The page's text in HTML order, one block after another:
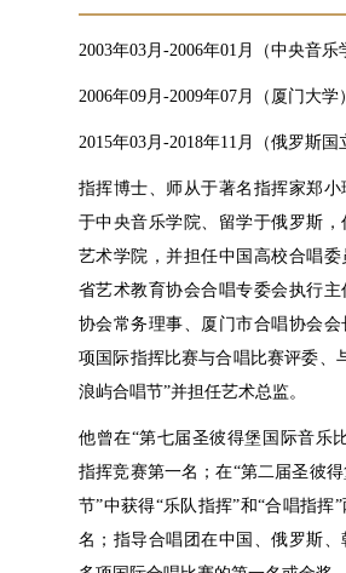
2003年03月-2006年01月（中央音乐
2006年09月-2009年07月（厦门大学）
2015年03月-2018年11月（俄罗斯国
指挥博士、师从于著名指挥家郑
于中央音乐学院、留学于俄罗斯
艺术学院，并担任中国高校合唱委
省艺术教育协会合唱专委会执行
协会常务理事、厦门市合唱协会会
项国际指挥比赛与合唱比赛评委、
浪屿合唱节”并担任艺术总监。
他曾在“第七届圣彼得堡国际音乐
指挥竞赛第一名；在“第二届圣彼
节”中获得“乐队指挥”和“合唱指挥
名；指导合唱团在中国、俄罗斯